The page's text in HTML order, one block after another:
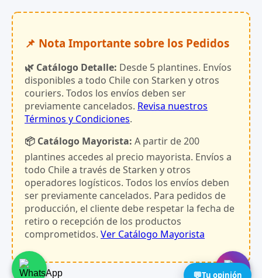
📌 Nota Importante sobre los Pedidos
🌿 Catálogo Detalle: Desde 5 plantines. Envíos
disponibles a todo Chile con Starken y otros
couriers. Todos los envíos deben ser
previamente cancelados. Revisa nuestros
Términos y Condiciones.
📦 Catálogo Mayorista: A partir de 200
plantines accedes al precio mayorista. Envíos a
todo Chile a través de Starken y otros
operadores logísticos. Todos los envíos deben
ser previamente cancelados. Para pedidos de
producción, el cliente debe respetar la fecha de
retiro o recepción de los productos
comprometidos. Ver Catálogo Mayorista
💬Tu opinión